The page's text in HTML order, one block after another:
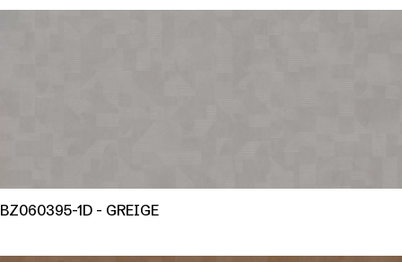
BZ060395-1D - GREIGE